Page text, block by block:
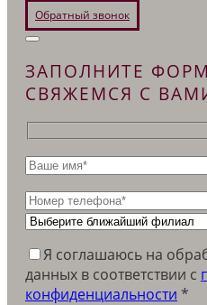
Обратный звонок
ЗАПОЛНИТЕ
СВЯЖЕМСЯ С
Я соглашаюсь на
данных в соответствии c
конфиденциальности *